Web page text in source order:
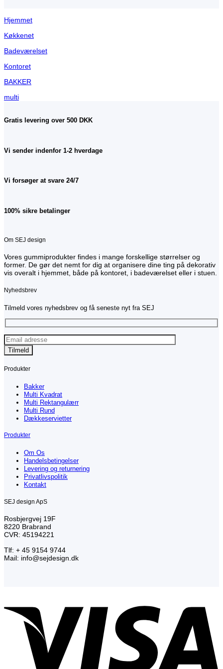
Hjemmet
Køkkenet
Badeværelset
Kontoret
BAKKER
multi
Gratis levering over 500 DKK
Vi sender indenfor 1-2 hverdage
Vi forsøger at svare 24/7
100% sikre betalinger
Om SEJ design
Vores gummiprodukter findes i mange forskellige størrelser og
former. De gør det nemt for dig at organisere dine ting på dekorativ
vis overalt i hjemmet, både på kontoret, i badeværelset eller i stuen.
Nyhedsbrev
Tilmeld vores nyhedsbrev og få seneste nyt fra SEJ
Produkter
Bakker
Multi Kvadrat
Multi Rektangulærr
Multi Rund
Dækkeservietter
Produkter
Om Os
Handelsbetingelser
Levering og returnering
Privatlivspolitik
Kontakt
SEJ design ApS
Rosbjergvej 19F
8220 Brabrand
CVR: 45194221
Tlf: + 45 9154 9744
Mail: info@sejdesign.dk